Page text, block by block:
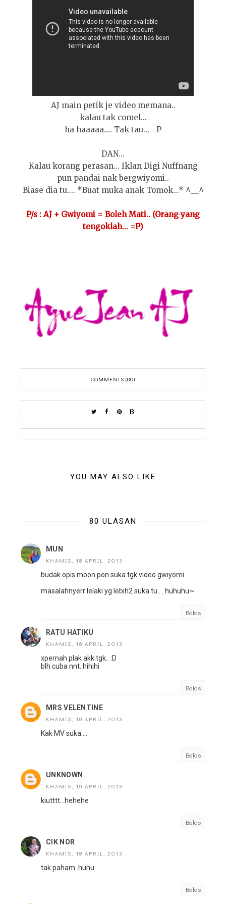
AJ main petik je video memana..
kalau tak comel...
ha haaaaa.... Tak tau... =P
DAN...
Kalau korang perasan... Iklan Digi Nuffnang
pun pandai nak bergwiyomi..
Biase dia tu.... *Buat muka anak Tomok...* ^__^
P/s : AJ + Gwiyomi = Boleh Mati.. (Orang yang
tengoklah... =P)
COMMENTS (80)
YOU MAY ALSO LIKE
80 ULASAN
MUN
KHAMIS, 18 APRIL, 2013
budak opis moon pon suka tgk video gwiyomi...
masalahnyerr lelaki yg lebih2 suka tu.... huhuhu~
Balas
RATU HATIKU
KHAMIS, 18 APRIL, 2013
xpernah plak akk tgk.. :D
blh cuba nnt..hihihi
Balas
MRS VELENTINE
KHAMIS, 18 APRIL, 2013
Kak MV suka....
Balas
UNKNOWN
KHAMIS, 18 APRIL, 2013
kiutttt...hehehe
Balas
CIK NOR
KHAMIS, 18 APRIL, 2013
tak paham..huhu
Balas